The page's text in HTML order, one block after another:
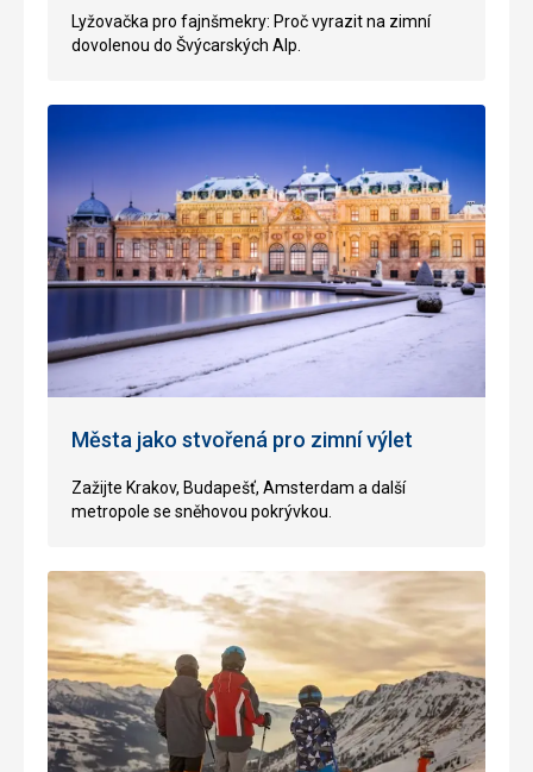
Lyžovačka pro fajnšmekry: Proč vyrazit na zimní
dovolenou do Švýcarských Alp
Města jako stvořená pro zimní výlet
Zažijte Krakov, Budapešť, Amsterdam a další
metropole se sněhovou pokrývkou